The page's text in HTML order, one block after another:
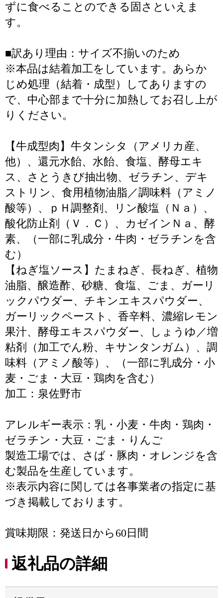
ずに食べることのできる固さといえま
す。
■訳あり理由：サイズ不揃いのため
※本品は結着加工をしています。あらか
じめ処理（結着・成型）してありますの
で、中心部まで十分に加熱してお召し上が
りください。
【牛成型肉】牛タンシタ（アメリカ産、
他）、還元水飴、水飴、食塩、酵母エキ
ス、さとうきび抽出物、ゼラチン、デキ
ストリン、食用植物油脂／調味料（アミノ
酸等）、ｐＨ調整剤、リン酸塩（Ｎａ）、
酸化防止剤（Ｖ．Ｃ）、カゼインＮａ、酵
素、（一部に乳成分・牛肉・ゼラチンを含
む）
【ねぎ塩ソース】たまねぎ、長ねぎ、植物
油脂、醸造酢、砂糖、食塩、ごま、ガーリ
ックパウダー、チキンエキスパウダー、
ガーリックペースト、香辛料、濃縮レモン
果汁、酵母エキスパウダー、しょうゆ／増
粘剤（加工でん粉、キサンタンガム）、調
味料（アミノ酸等）、（一部に乳成分・小
麦・ごま・大豆・鶏肉を含む）
加工：泉佐野市
アレルギー表示：乳・小麦・牛肉・鶏肉・
ゼラチン・大豆・ごま・りんご
製造工場では、さば・豚肉・オレンジを含
む製品を生産しています。
※表示内容に関しては各事業者の指定に基
づき掲載しております。
賞味期限：発送日から60日間
返礼品の詳細